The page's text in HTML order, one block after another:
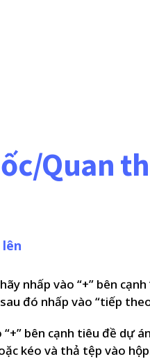
Quan
nhấp vào “+” bên cạnh
đó nhấp vào “tiếp
bên cạnh tiêu đề dự
kéo và thả tệp vào